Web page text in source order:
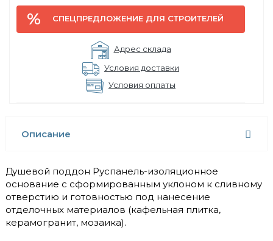
СПЕЦПРЕДЛОЖЕНИЕ ДЛЯ СТРОИТЕЛЕЙ
Адрес склада
Условия доставки
Условия оплаты
Описание
Душевой поддон Руспанель-изоляционное
основание с сформированным уклоном к сливному
отверстию и готовностью под нанесение
отделочных материалов (кафельная плитка,
керамогранит, мозаика).